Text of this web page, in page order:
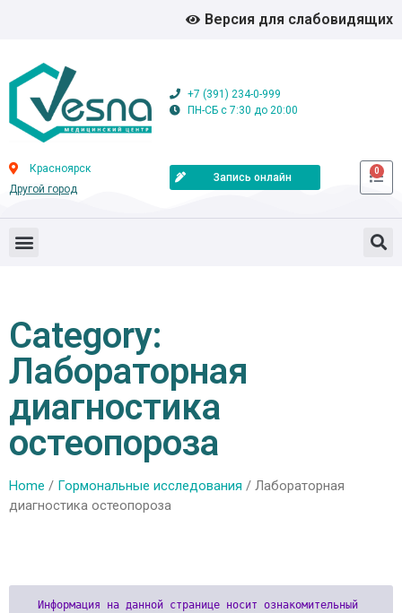
Версия для слабовидящих
+7 (391) 234-0-999
ПН-СБ с 7:30 до 20:00
Красноярск
Другой город
Запись онлайн
0
Category:
Лабораторная
диагностика
остеопороза
Home / Гормональные исследования / Лабораторная
диагностика остеопороза
Информация на данной странице носит ознакомительный